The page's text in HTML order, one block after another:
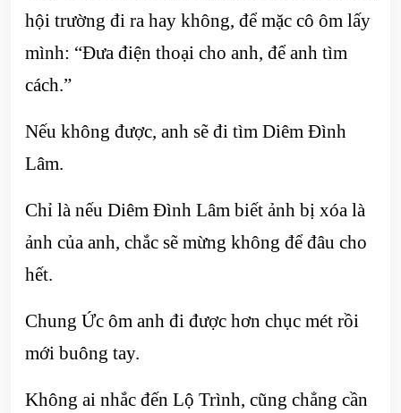
hội trường đi ra hay không, để mặc cô ôm lấy
mình: “Đưa điện thoại cho anh, để anh tìm
cách.”
Nếu không được, anh sẽ đi tìm Diêm Đình
Lâm.
Chỉ là nếu Diêm Đình Lâm biết ảnh bị xóa là
ảnh của anh, chắc sẽ mừng không để đâu cho
hết.
Chung Ức ôm anh đi được hơn chục mét rồi
mới buông tay.
Không ai nhắc đến Lộ Trình, cũng chẳng cần